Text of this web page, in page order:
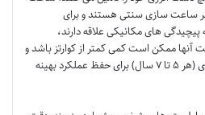
ساعت سازی سنتی هستند و برای
پیچیدگی های مکانیکی علاقه دارند،
آنها ممکن است کمی کمتر از کوارتز باشد و
نیاز به سرویس های دوره ای (هر ۵ تا ۷ سال) برای حفظ عملکرد بهینه